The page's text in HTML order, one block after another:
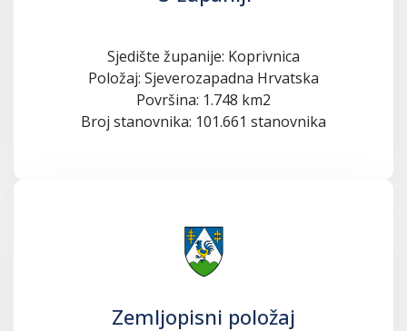
Sjedište županije: Koprivnica
Položaj: Sjeverozapadna Hrvatska
Površina: 1.748 km2
Broj stanovnika: 101.661 stanovnika
Zemljopisni položaj